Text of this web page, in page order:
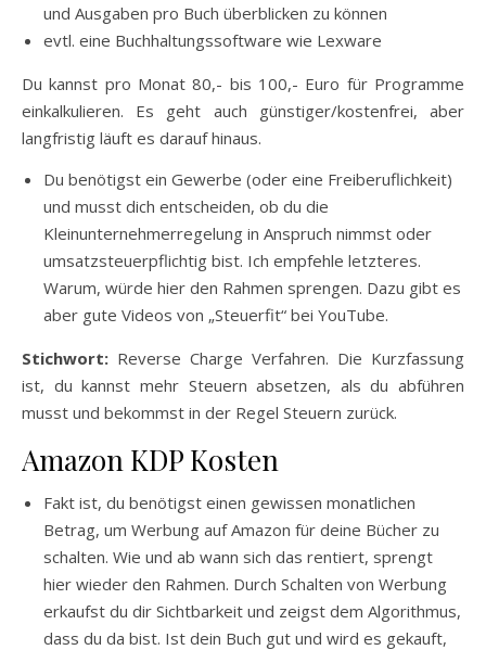
und Ausgaben pro Buch überblicken zu können
evtl. eine Buchhaltungssoftware wie Lexware
Du kannst pro Monat 80,- bis 100,- Euro für Programme
einkalkulieren. Es geht auch günstiger/kostenfrei, aber
langfristig läuft es darauf hinaus.
Du benötigst ein Gewerbe (oder eine Freiberuflichkeit)
und musst dich entscheiden, ob du die
Kleinunternehmerregelung in Anspruch nimmst oder
umsatzsteuerpflichtig bist. Ich empfehle letzteres.
Warum, würde hier den Rahmen sprengen. Dazu gibt es
aber gute Videos von „Steuerfit“ bei YouTube.
Stichwort: Reverse Charge Verfahren. Die Kurzfassung
ist, du kannst mehr Steuern absetzen, als du abführen
musst und bekommst in der Regel Steuern zurück.
Amazon KDP Kosten
Fakt ist, du benötigst einen gewissen monatlichen
Betrag, um Werbung auf Amazon für deine Bücher zu
schalten. Wie und ab wann sich das rentiert, sprengt
hier wieder den Rahmen. Durch Schalten von Werbung
erkaufst du dir Sichtbarkeit und zeigst dem Algorithmus,
dass du da bist. Ist dein Buch gut und wird es gekauft,